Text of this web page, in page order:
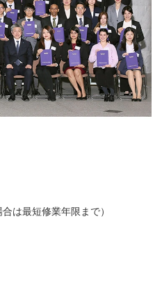
は最短修業年限まで）